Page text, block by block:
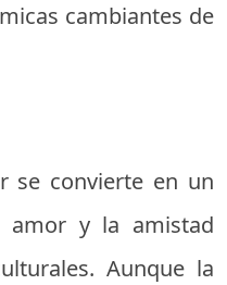
cambiantes de
se convierte en un
amor y la amistad
Aunque la